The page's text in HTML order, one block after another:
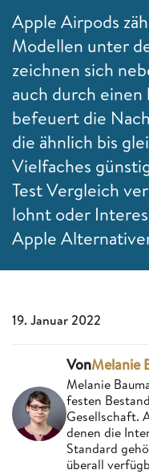
Apple Airpods
Modellen unter
zeichnen sich
auch durch einen
befeuert die
die ähnlich bis
Vielfaches
Test Vergleich
lohnt oder
Apple
19. Januar 2022
VonMelanie
Melanie
festen
Gesellschaft.
denen die
Standard
überall